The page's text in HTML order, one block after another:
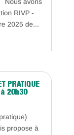
RIVP -
2025 de...
PRATIQUE
20h30
propose à